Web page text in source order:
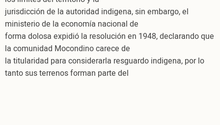
jurisdicción de la autoridad indigena, sin embargo, el
ministerio de la economía nacional de
forma dolosa expidió la resolución en 1948, declarando que
la comunidad Mocondino carece de
la titularidad para considerarla resguardo indigena, por lo
tanto sus terrenos forman parte del